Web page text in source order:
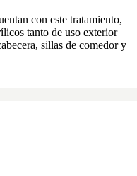
con este tratamiento,
tanto de uso exterior
sillas de comedor y